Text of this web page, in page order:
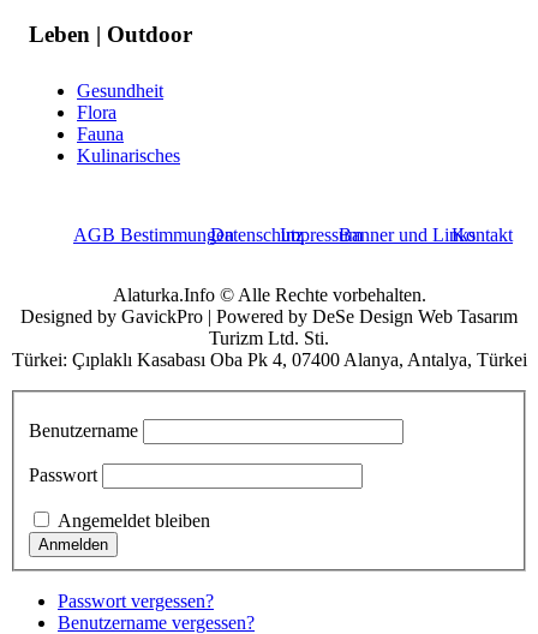
Leben | Outdoor
Gesundheit
Flora
Fauna
Kulinarisches
AGB BestimmungenDatenschutzImpressumBanner und LinksKontakt
Alaturka.Info © Alle Rechte vorbehalten.
Designed by GavickPro | Powered by DeSe Design Web Tasarım
Turizm Ltd. Sti.
Türkei: Çıplaklı Kasabası Oba Pk 4, 07400 Alanya, Antalya, Türkei
Benutzername
Passwort
Angemeldet bleiben
Passwort vergessen?
Benutzername vergessen?